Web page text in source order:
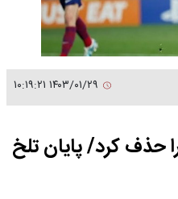
حذف کرد/ پایان تلخ